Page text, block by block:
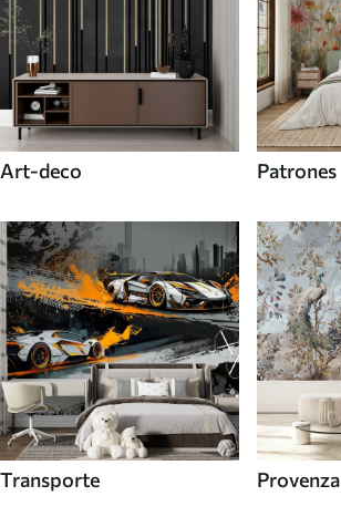
Art-deco Patrones
Transporte Provenza